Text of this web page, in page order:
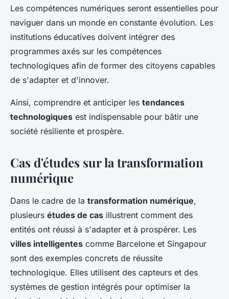
Les compétences numériques seront essentielles pour
naviguer dans un monde en constante évolution. Les
institutions éducatives doivent intégrer des
programmes axés sur les compétences
technologiques afin de former des citoyens capables
de s'adapter et d'innover.
Ainsi, comprendre et anticiper les tendances
technologiques est indispensable pour bâtir une
société résiliente et prospère.
Cas d'études sur la transformation
numérique
Dans le cadre de la transformation numérique,
plusieurs études de cas illustrent comment des
entités ont réussi à s'adapter et à prospérer. Les
villes intelligentes comme Barcelone et Singapour
sont des exemples concrets de réussite
technologique. Elles utilisent des capteurs et des
systèmes de gestion intégrés pour optimiser la